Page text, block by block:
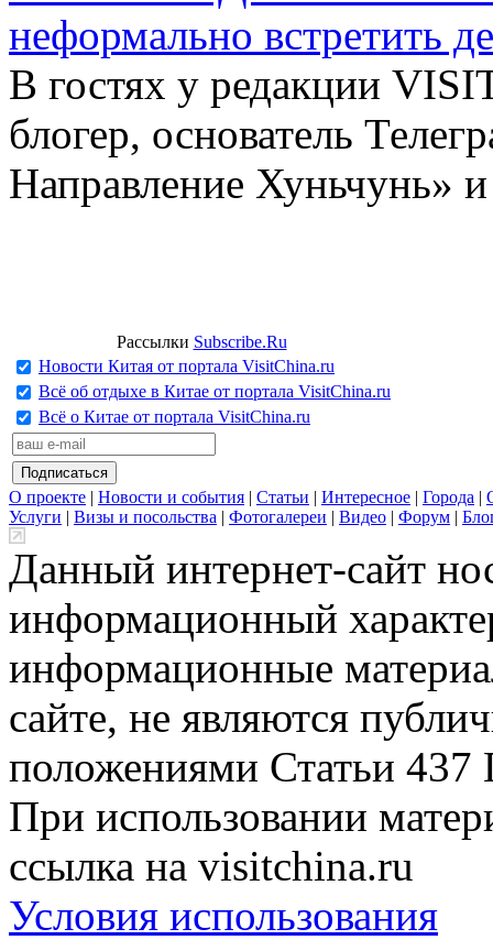
неформально встретить
В гостях у редакции
блогер, основатель
Направление Хуньчунь»
Рассылки Subscribe.Ru
Новости Китая от портала VisitChina.ru
Всё об отдыхе в Китае от портала VisitChina.ru
Всё о Китае от портала VisitChina.ru
О проекте | Новости и события | Статьи | Интересное | Города |
Услуги | Визы и посольства | Фотогалереи | Видео | Форум |
Данный интернет-сайт
информационный
информационные
сайте, не являются
положениями Статьи 437
При использовании
ссылка на visitchina.ru
Условия использования